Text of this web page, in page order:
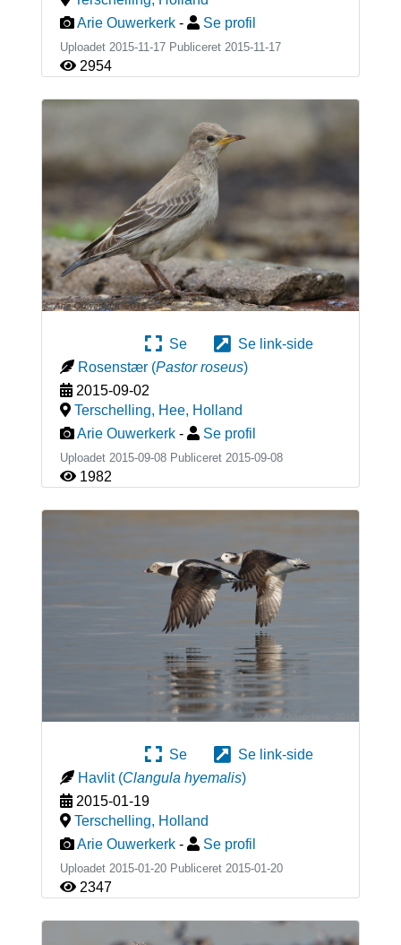
Arie Ouwerkerk - Se profil
Uploadet 2015-11-17 Publiceret 2015-11-17
2954
Se
Se link-side
Rosenstær (Pastor roseus)
2015-09-02
Terschelling, Hee, Holland
Arie Ouwerkerk - Se profil
Uploadet 2015-09-08 Publiceret 2015-09-08
1982
Se
Se link-side
Havlit (Clangula hyemalis)
2015-01-19
Terschelling, Holland
Arie Ouwerkerk - Se profil
Uploadet 2015-01-20 Publiceret 2015-01-20
2347